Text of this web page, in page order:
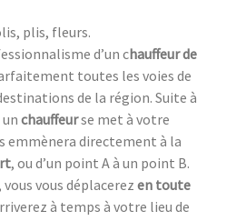
plis, fleurs.
d’un chauffeur de
toutes les voies de
de la région. Suite à
un chauffeurse met à votre
emmènera directement à la
, ou d’un point A à un point B.
vous vous déplacerez en toute
à temps à votre lieu de